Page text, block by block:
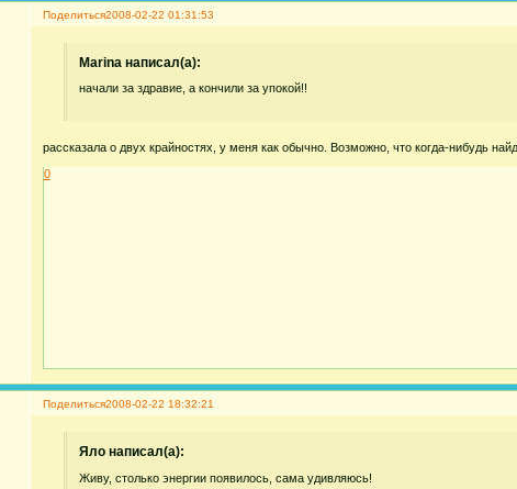
Поделиться2008-02-22 01:31:53
Marina написал(а):
начали за здравие, а кончили за упокой!!
рассказала о двух крайностях, у меня как обычно. Возможно, что когда-нибудь
0
Поделиться2008-02-22 18:32:21
Яло написал(а):
Живу, столько энергии появилось, сама удивляюсь!